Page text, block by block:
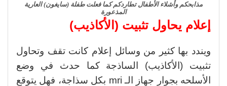
مذابحكم وأشلاء الأطفال تطاردكم كما فعلت طفلة (سايغون) العارية
المذعورة
إعلام يحاول تثبيت (الأكاذيب)
ويندد بها كثير من وسائل إعلام كانت تقف وتحاول
تثبيت (الأكاذيب) الساذجة كما حدث في وضع
الأسلحه بجوار جهاز الـ mri بكل سذاجة، فهل يتوقع